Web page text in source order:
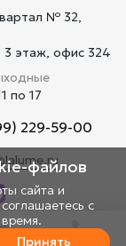
№ 32,
этаж, офис 324
по 17
229-59-00
файлов
сайта и
с
Принять